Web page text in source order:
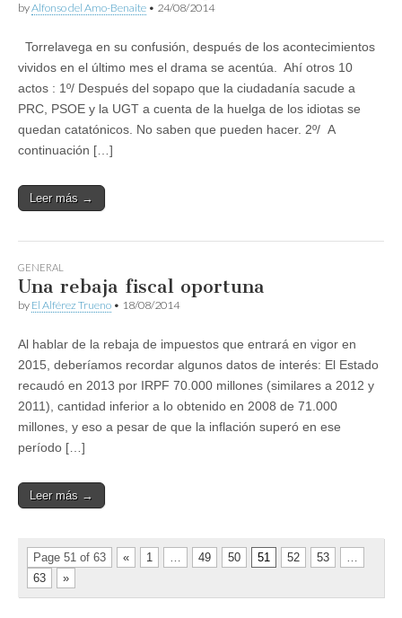
byAlfonso del Amo-Benaite • 24/08/2014
Torrelavega en su confusión, después de los acontecimientos
vividos en el último mes el drama se acentúa. Ahí otros 10
actos : 1º/ Después del sopapo que la ciudadanía sacude a
PRC, PSOE y la UGT a cuenta de la huelga de los idiotas se
quedan catatónicos. No saben que pueden hacer. 2º/ A
continuación […]
Leer más →
GENERAL
Una rebaja fiscal oportuna
by El Alférez Trueno • 18/08/2014
Al hablar de la rebaja de impuestos que entrará en vigor en
2015, deberíamos recordar algunos datos de interés: El Estado
recaudó en 2013 por IRPF 70.000 millones (similares a 2012 y
2011), cantidad inferior a lo obtenido en 2008 de 71.000
millones, y eso a pesar de que la inflación superó en ese
período […]
Leer más →
Page 51 of 63 « 1 49 50 51 52 53
63
»